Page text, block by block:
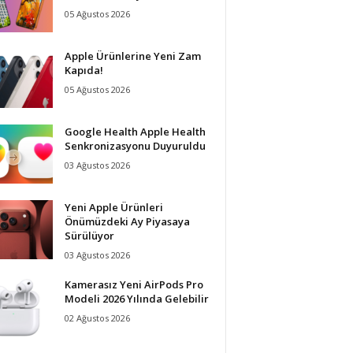
05 Ağustos 2026
Apple Ürünlerine Yeni Zam
Kapıda!
05 Ağustos 2026
Google Health Apple Health
Senkronizasyonu Duyuruldu
03 Ağustos 2026
Yeni Apple Ürünleri
Önümüzdeki Ay Piyasaya
Sürülüyor
03 Ağustos 2026
Kamerasız Yeni AirPods Pro
Modeli 2026 Yılında Gelebilir
02 Ağustos 2026